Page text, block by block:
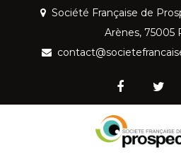
content
Société Française de
Arènes, 75005